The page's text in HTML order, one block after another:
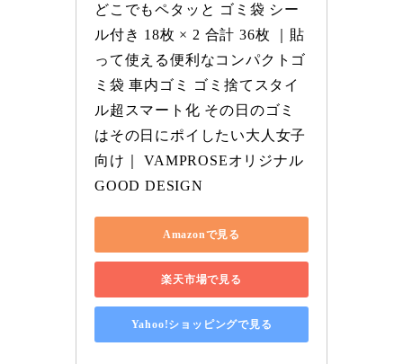
どこでもペタッと ゴミ袋 シー
ル付き 18枚 × 2 合計 36枚 ｜貼
って使える便利なコンパクトゴ
ミ袋 車内ゴミ ゴミ捨てスタイ
ル超スマート化 その日のゴミ
はその日にポイしたい大人女子
向け｜ VAMPROSEオリジナル
GOOD DESIGN
Amazonで見る
楽天市場で見る
Yahoo!ショッピングで見る